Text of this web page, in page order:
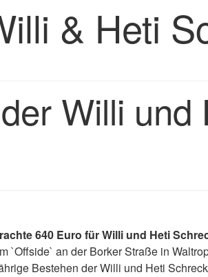
& Heti
Willi
640 Euro für Willi und Heti
`Offside` an der Borker Straße in
Bestehen der Willi und Heti